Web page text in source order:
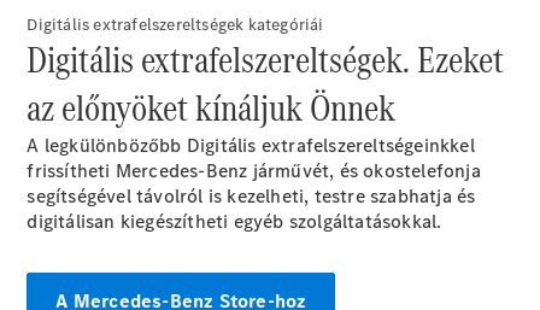
Mercedes-
Maybach
EQS SUV
Elektromos
GLA
GLA
Új
GLA Új Elektromos
GLB Elektromos
GLB Új
GLC Elektromos
GLC Coupé
GLE
Új
Digitális extrafelszereltségek kategóriái
Digitális extrafelszereltségek. Ezeket
az előnyöket kínáljuk Önnek
A legkülönbözőbb Digitális extrafelszereltségeinkkel
frissítheti Mercedes-Benz járművét, és okostelefonja
segítségével távolról is kezelheti, testre szabhatja és
digitálisan kiegészítheti egyéb szolgáltatásokkal.
A Mercedes-Benz Store-hoz